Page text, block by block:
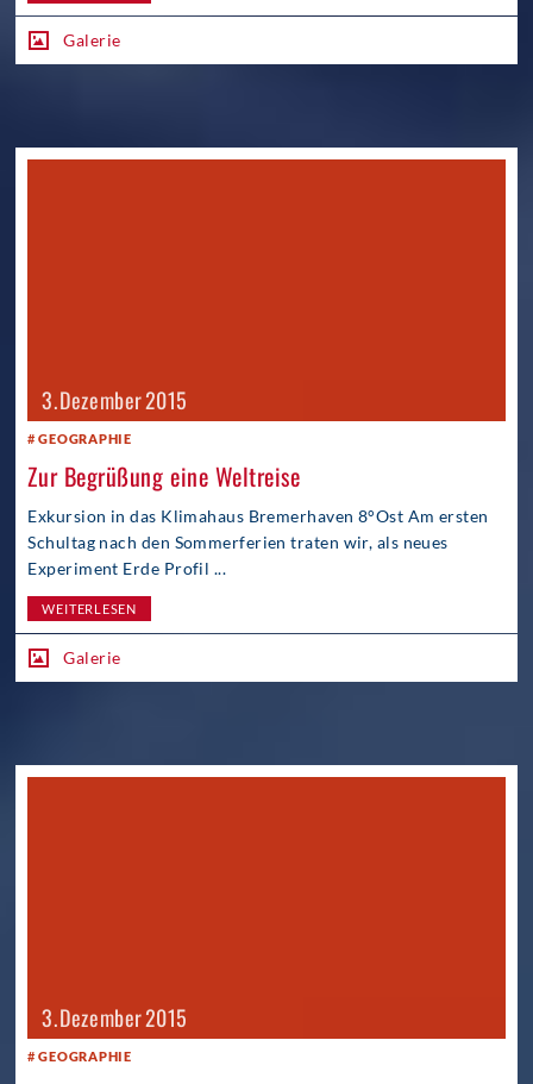
Galerie
3. Dezember 2015
GEOGRAPHIE
Zur Begrüßung eine Weltreise
Exkursion in das Klimahaus Bremerhaven 8°Ost Am ersten
Schultag nach den Sommerferien traten wir, als neues
Experiment Erde Profil ...
WEITERLESEN
Galerie
3. Dezember 2015
GEOGRAPHIE